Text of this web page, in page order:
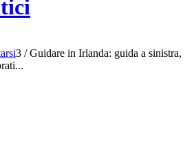
3 / Guidare in Irlanda: guida a sinistra,